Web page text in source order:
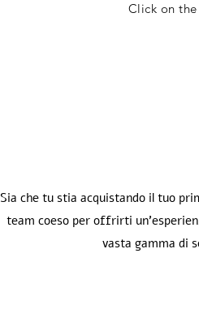
Click on
Sia che tu stia acquistando il tuo
team coeso per offrirti
vasta gamma di